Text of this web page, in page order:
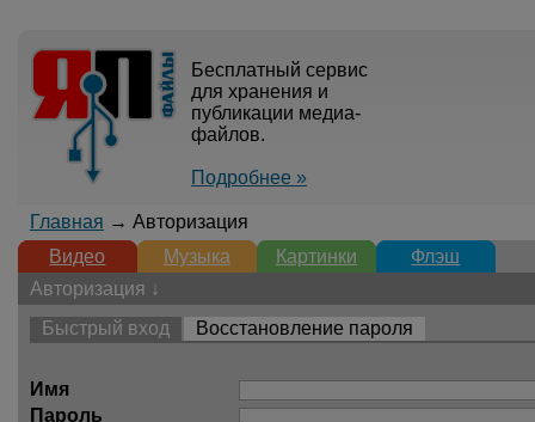
Бесплатный сервис
для хранения и
публикации медиа-
файлов.
Подробнее »
Главная → Авторизация
Видео
Музыка Картинки
Флэш
Авторизация ↓
Быстрый вход
Восстановление пароля
Имя
Пароль